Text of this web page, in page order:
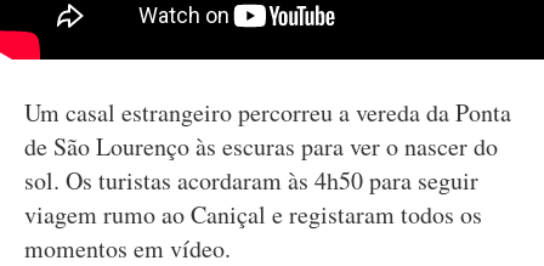
Um casal estrangeiro percorreu a vereda da Ponta
de São Lourenço às escuras para ver o nascer do
sol. Os turistas acordaram às 4h50 para seguir
viagem rumo ao Caniçal e registaram todos os
momentos em vídeo.